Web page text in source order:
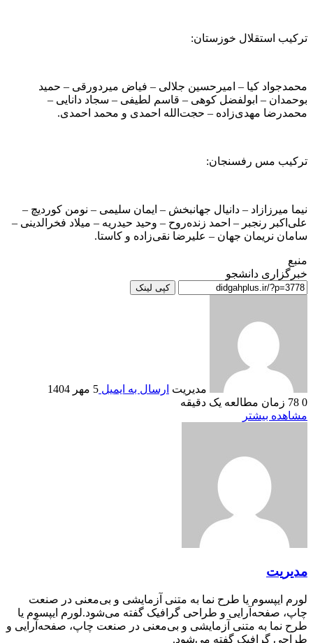
ترکیب استقلال خوزستان:
محمدجواد کیا – امیرحسین جلالی – فیاض میردورقی – حمید
بوحمدان – ابولفضل کوهی – قاسم لطیفی – سجاد دانایی –
محمدرضا مهدی‌زاده – حجت‌الله احمدی و محمد احمدی.
ترکیب مس رفسنجان:
نیما میرزازاد – دانیال جهانبخش – ایمان سلیمی – نومن کوردیچ –
علی‌اکبر رنجبر – احمد زنده‌روح – وحید حیدریه – میلاد فخرالدینی –
سامان نریمان جهان – علیرضا نقی‌زاده و کاستا.
منبع
خبرگزاری دانشجو
کپی لینک
مدیریت ارسال به ایمیل 5 مهر 1404
0
زمان مطالعه یک دقیقه
مشاهده بیشتر
مدیریت
لورم ایپسوم یا طرح‌ نما به متنی آزمایشی و بی‌معنی در صنعت
چاپ، صفحه‌آرایی و طراحی گرافیک گفته می‌شود.لورم ایپسوم یا
طرح‌ نما به متنی آزمایشی و بی‌معنی در صنعت چاپ، صفحه‌آرایی و
طراحی گرافیک گفته می‌شود.